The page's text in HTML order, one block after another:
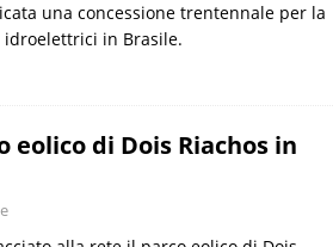
una concessione trentennale per la
in Brasile.
eolico di Dois Riachos in